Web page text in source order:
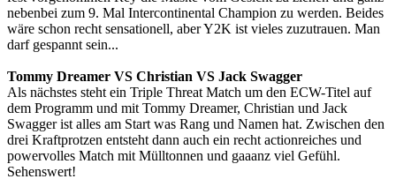
nebenbei zum 9. Mal Intercontinental Champion zu werden. Beides
wäre schon recht sensationell, aber Y2K ist vieles zuzutrauen. Man
darf gespannt sein...
Tommy Dreamer VS Christian VS Jack Swagger
Als nächstes steht ein Triple Threat Match um den ECW-Titel auf
dem Programm und mit Tommy Dreamer, Christian und Jack
Swagger ist alles am Start was Rang und Namen hat. Zwischen den
drei Kraftprotzen entsteht dann auch ein recht actionreiches und
powervolles Match mit Mülltonnen und gaaanz viel Gefühl.
Sehenswert!